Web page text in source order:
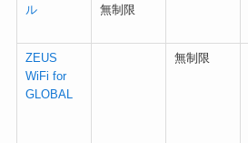
ル
無制限
ZEUS
WiFi for
GLOBAL
無制限